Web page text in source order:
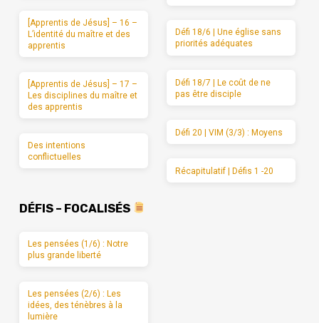
[Apprentis de Jésus] – 16 –
L’identité du maître et des
apprentis
[Apprentis de Jésus] – 17 –
Les disciplines du maître et
des apprentis
Des intentions
conflictuelles
Défi 18/6 | Une église sans
priorités adéquates
Défi 18/7 | Le coût de ne
pas être disciple
Défi 20 | VIM (3/3) : Moyens
Récapitulatif | Défis 1 -20
DÉFIS – FOCALISÉS
Les pensées (1/6) : Notre
plus grande liberté
Les pensées (2/6) : Les
idées, des ténèbres à la
lumière